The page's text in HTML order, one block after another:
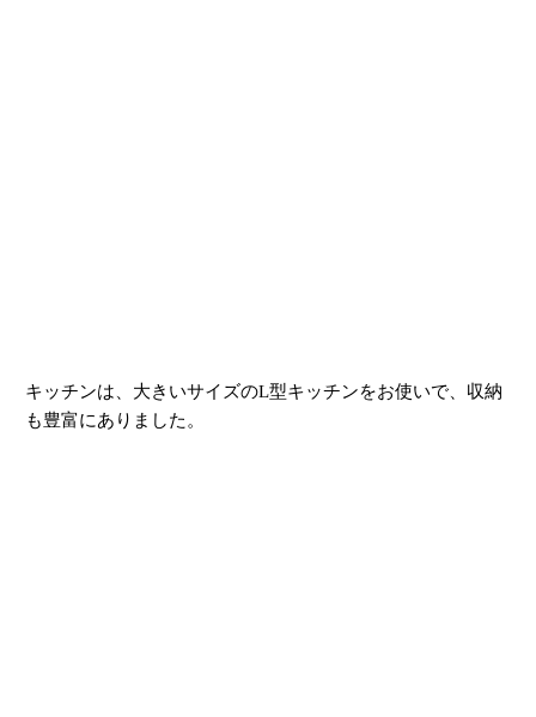
キッチンは、大きいサイズのL型キッチンをお使いで、収納
も豊富にありました。